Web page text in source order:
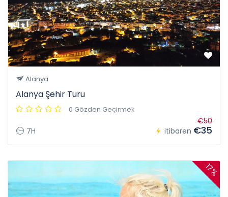
Alanya
Alanya Şehir Turu
0 Gözden Geçirmek
7H itibaren
€50
€35
17%